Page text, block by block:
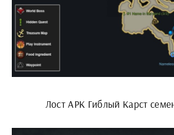
Лост АРК Гиблый Карст